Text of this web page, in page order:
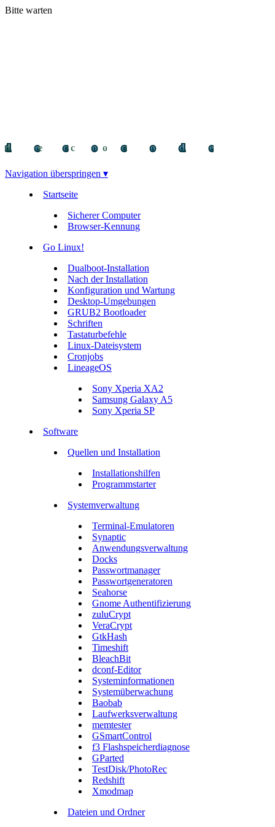
Bitte warten
decocode
decocode
deco
Navigation überspringen ▾
Startseite
Sicherer Computer
Browser-Kennung
Go Linux!
Dualboot-Installation
Nach der Installation
Konfiguration und Wartung
Desktop-Umgebungen
GRUB2 Bootloader
Schriften
Tastaturbefehle
Linux-Dateisystem
Cronjobs
LineageOS
Sony Xperia XA2
Samsung Galaxy A5
Sony Xperia SP
Software
Quellen und Installation
Installationshilfen
Programmstarter
Systemverwaltung
Terminal-Emulatoren
Synaptic
Anwendungsverwaltung
Docks
Passwortmanager
Passwortgeneratoren
Seahorse
Gnome Authentifizierung
zuluCrypt
VeraCrypt
GtkHash
Timeshift
BleachBit
dconf-Editor
Systeminformationen
Systemüberwachung
Baobab
Laufwerksverwaltung
memtester
GSmartControl
f3 Flashspeicherdiagnose
GParted
TestDisk/PhotoRec
Redshift
Xmodmap
Dateien und Ordner